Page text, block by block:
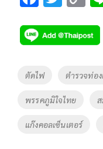
e
b
o
k
tt
er
p
y
Li
Tags
ตัดไฟ ตำรวจท่อ
พรรคภูมิใจไทย
แก๊งคอลเซ็นเตอร์